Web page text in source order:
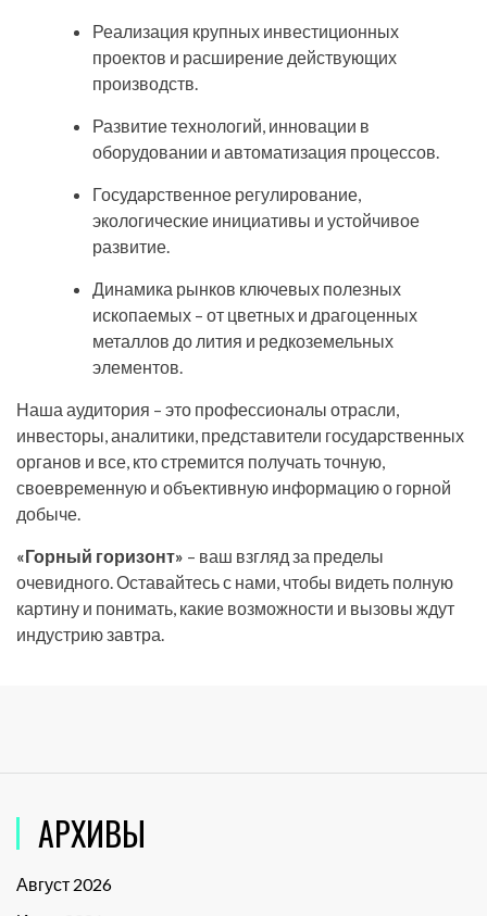
Реализация крупных инвестиционных
проектов и расширение действующих
производств.
Развитие технологий, инновации в
оборудовании и автоматизация процессов.
Государственное регулирование,
экологические инициативы и устойчивое
развитие.
Динамика рынков ключевых полезных
ископаемых – от цветных и драгоценных
металлов до лития и редкоземельных
элементов.
Наша аудитория – это профессионалы отрасли,
инвесторы, аналитики, представители государственных
органов и все, кто стремится получать точную,
своевременную и объективную информацию о горной
добыче.
«Горный горизонт» – ваш взгляд за пределы
очевидного. Оставайтесь с нами, чтобы видеть полную
картину и понимать, какие возможности и вызовы ждут
индустрию завтра.
АРХИВЫ
Август 2026